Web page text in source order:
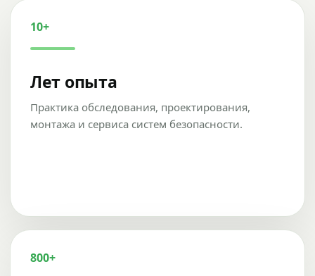
10+
Лет опыта
Практика обследования, проектирования,
монтажа и сервиса систем безопасности.
800+